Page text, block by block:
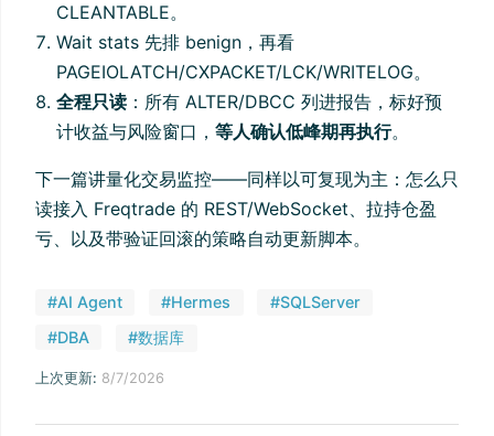
CLEANTABLE。
Wait stats 先排 benign，再看
PAGEIOLATCH/CXPACKET/LCK/WRITELOG。
全程只读 ：所有 ALTER/DBCC 列进报告，标好预
计收益与风险窗口，等人确认低峰期再执行。
下一篇讲量化交易监控——同样以可复现为主：怎么只
读接入 Freqtrade 的 REST/WebSocket、拉持仓盈
亏、以及带验证回滚的策略自动更新脚本。
#AI Agent #Hermes
#SQLServer
#DBA
#数据库
上次更新: 8/7/2026